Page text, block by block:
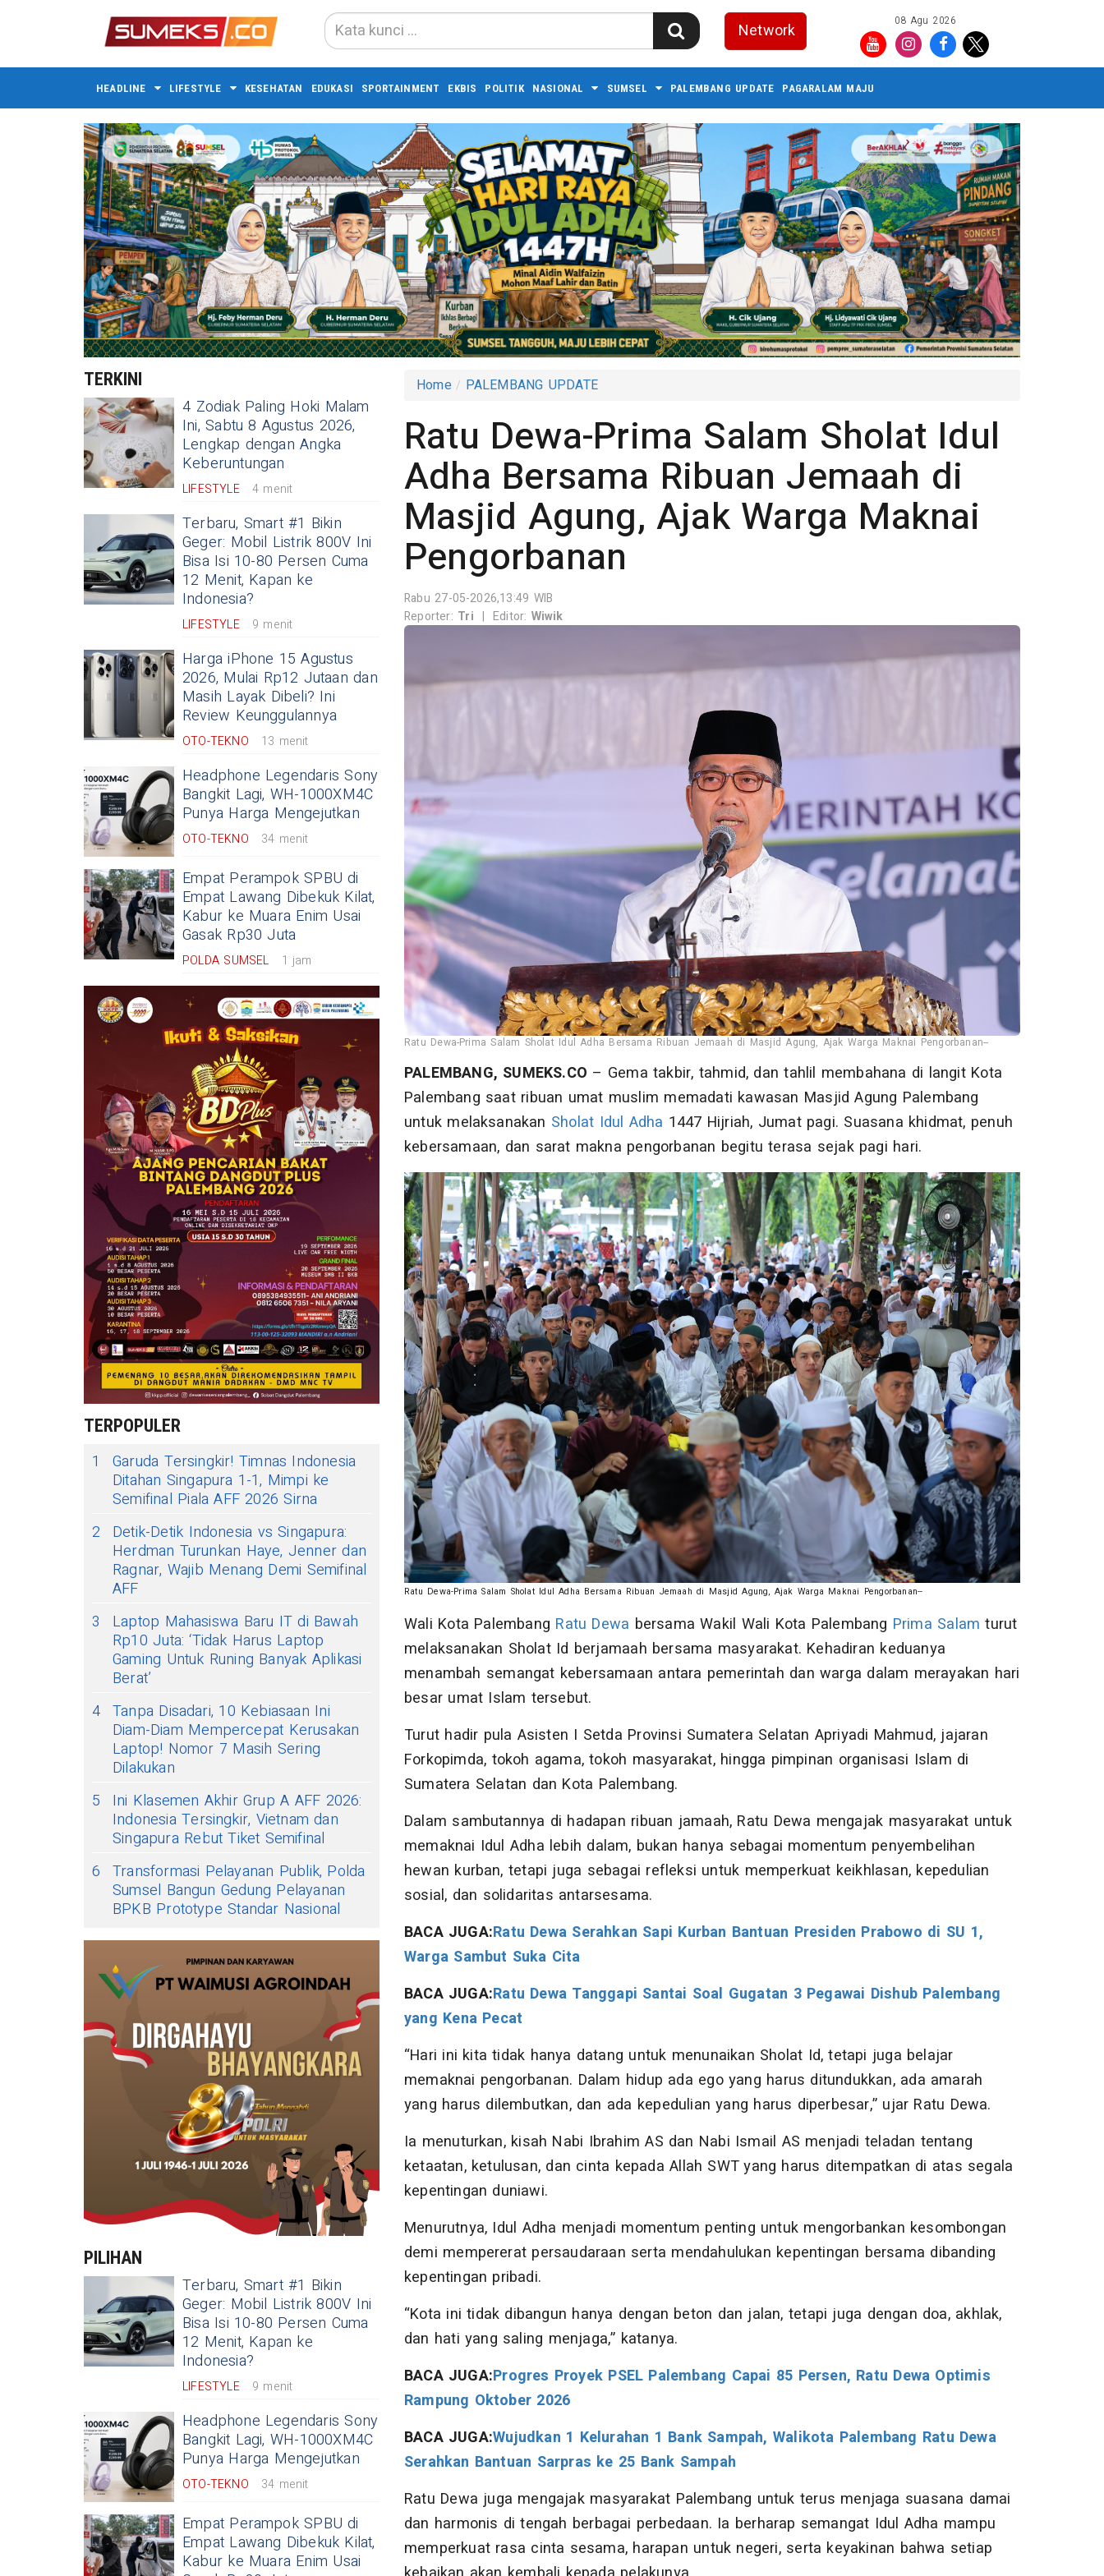
Network 08 Agu 2026
HEADLINE LIFESTYLE KESEHATAN EDUKASI SPORTAINMENT EKBIS POLITIK NASIONAL SUMSEL PALEMBANG UPDATE PAGARALAM MAJU
TERKINI
4 Zodiak Paling Hoki Malam
Ini, Sabtu 8 Agustus 2026,
Lengkap dengan Angka
Keberuntungan
LIFESTYLE 4 menit
Terbaru, Smart #1 Bikin
Geger: Mobil Listrik 800V Ini
Bisa Isi 10-80 Persen Cuma
12 Menit, Kapan ke
Indonesia?
LIFESTYLE 9 menit
Harga iPhone 15 Agustus
2026, Mulai Rp12 Jutaan dan
Masih Layak Dibeli? Ini
Review Keunggulannya
OTO-TEKNO 13 menit
Headphone Legendaris Sony
Bangkit Lagi, WH-1000XM4C
Punya Harga Mengejutkan
OTO-TEKNO 34 menit
Empat Perampok SPBU di
Empat Lawang Dibekuk Kilat,
Kabur ke Muara Enim Usai
Gasak Rp30 Juta
POLDA SUMSEL 1 jam
TERPOPULER
1
Garuda Tersingkir! Timnas Indonesia
Ditahan Singapura 1-1, Mimpi ke
Semifinal Piala AFF 2026 Sirna
2
Detik-Detik Indonesia vs Singapura:
Herdman Turunkan Haye, Jenner dan
Ragnar, Wajib Menang Demi Semifinal
AFF
3
Laptop Mahasiswa Baru IT di Bawah
Rp10 Juta: ‘Tidak Harus Laptop
Gaming Untuk Runing Banyak Aplikasi
Berat’
4 Tanpa Disadari, 10 Kebiasaan Ini
Diam-Diam Mempercepat Kerusakan
Laptop! Nomor 7 Masih Sering
Dilakukan
5
Ini Klasemen Akhir Grup A AFF 2026:
Indonesia Tersingkir, Vietnam dan
Singapura Rebut Tiket Semifinal
6 Transformasi Pelayanan Publik, Polda
Sumsel Bangun Gedung Pelayanan
BPKB Prototype Standar Nasional
PILIHAN
Terbaru, Smart #1 Bikin
Geger: Mobil Listrik 800V Ini
Bisa Isi 10-80 Persen Cuma
12 Menit, Kapan ke
Indonesia?
LIFESTYLE 9 menit
Headphone Legendaris Sony
Bangkit Lagi, WH-1000XM4C
Punya Harga Mengejutkan
OTO-TEKNO 34 menit
Empat Perampok SPBU di
Empat Lawang Dibekuk Kilat,
Kabur ke Muara Enim Usai
Home PALEMBANG UPDATE
Ratu Dewa-Prima Salam Sholat Idul
Adha Bersama Ribuan Jemaah di
Masjid Agung, Ajak Warga Maknai
Pengorbanan
Rabu 27-05-2026,13:49 WIB
Reporter: Tri | Editor: Wiwik
Ratu Dewa-Prima Salam Sholat Idul Adha Bersama Ribuan Jemaah di Masjid Agung, Ajak Warga Maknai Pengorbanan--
PALEMBANG, SUMEKS.CO – Gema takbir, tahmid, dan tahlil membahana di langit Kota
Palembang saat ribuan umat muslim memadati kawasan Masjid Agung Palembang
untuk melaksanakan Sholat Idul Adha 1447 Hijriah, Jumat pagi. Suasana khidmat, penuh
kebersamaan, dan sarat makna pengorbanan begitu terasa sejak pagi hari.
Ratu Dewa-Prima Salam Sholat Idul Adha Bersama Ribuan Jemaah di Masjid Agung, Ajak Warga Maknai Pengorbanan--
Wali Kota Palembang Ratu Dewa bersama Wakil Wali Kota Palembang Prima Salam turut
melaksanakan Sholat Id berjamaah bersama masyarakat. Kehadiran keduanya
menambah semangat kebersamaan antara pemerintah dan warga dalam merayakan hari
besar umat Islam tersebut.
Turut hadir pula Asisten I Setda Provinsi Sumatera Selatan Apriyadi Mahmud, jajaran
Forkopimda, tokoh agama, tokoh masyarakat, hingga pimpinan organisasi Islam di
Sumatera Selatan dan Kota Palembang.
Dalam sambutannya di hadapan ribuan jamaah, Ratu Dewa mengajak masyarakat untuk
memaknai Idul Adha lebih dalam, bukan hanya sebagai momentum penyembelihan
hewan kurban, tetapi juga sebagai refleksi untuk memperkuat keikhlasan, kepedulian
sosial, dan solidaritas antarsesama.
BACA JUGA:Ratu Dewa Serahkan Sapi Kurban Bantuan Presiden Prabowo di SU 1,
Warga Sambut Suka Cita
BACA JUGA:Ratu Dewa Tanggapi Santai Soal Gugatan 3 Pegawai Dishub Palembang
yang Kena Pecat
“Hari ini kita tidak hanya datang untuk menunaikan Sholat Id, tetapi juga belajar
memaknai pengorbanan. Dalam hidup ada ego yang harus ditundukkan, ada amarah
yang harus dilembutkan, dan ada kepedulian yang harus diperbesar,” ujar Ratu Dewa.
Ia menuturkan, kisah Nabi Ibrahim AS dan Nabi Ismail AS menjadi teladan tentang
ketaatan, ketulusan, dan cinta kepada Allah SWT yang harus ditempatkan di atas segala
kepentingan duniawi.
Menurutnya, Idul Adha menjadi momentum penting untuk mengorbankan kesombongan
demi mempererat persaudaraan serta mendahulukan kepentingan bersama dibanding
kepentingan pribadi.
“Kota ini tidak dibangun hanya dengan beton dan jalan, tetapi juga dengan doa, akhlak,
dan hati yang saling menjaga,” katanya.
BACA JUGA:Progres Proyek PSEL Palembang Capai 85 Persen, Ratu Dewa Optimis
Rampung Oktober 2026
BACA JUGA:Wujudkan 1 Kelurahan 1 Bank Sampah, Walikota Palembang Ratu Dewa
Serahkan Bantuan Sarpras ke 25 Bank Sampah
Ratu Dewa juga mengajak masyarakat Palembang untuk terus menjaga suasana damai
dan harmonis di tengah berbagai perbedaan. Ia berharap semangat Idul Adha mampu
memperkuat rasa cinta sesama, harapan untuk negeri, serta keyakinan bahwa setiap